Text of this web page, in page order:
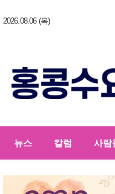
2026.08.06 (목)
뉴스 칼럼 사람